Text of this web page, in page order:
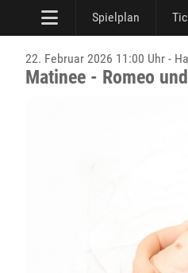
Spielplan
22. Februar 2026 11:00 Uhr -
Matinee - Romeo